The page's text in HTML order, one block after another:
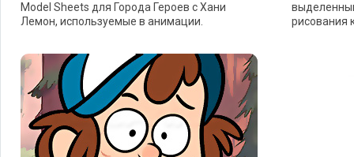
Model Sheets для Города Героев с Хани
Лемон, используемые в анимации.
рисования